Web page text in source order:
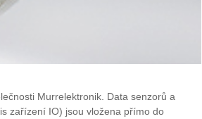
Murrelektronik. Data senzorů a
zařízení IO) jsou vložena přímo do